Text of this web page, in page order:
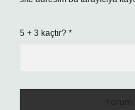
5 + 3 kaçtır? *